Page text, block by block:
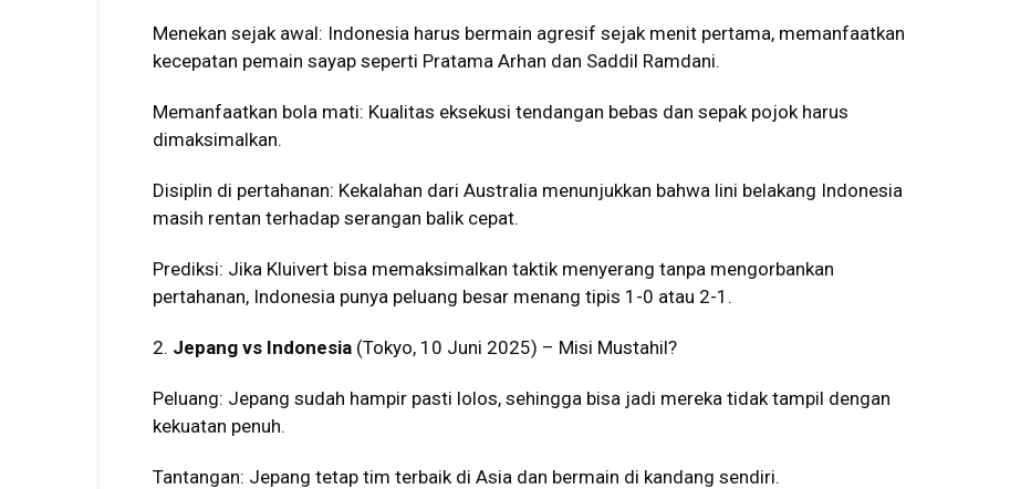
Menekan sejak awal: Indonesia harus bermain agresif sejak menit pertama, memanfaatkan
kecepatan pemain sayap seperti Pratama Arhan dan Saddil Ramdani.
Memanfaatkan bola mati: Kualitas eksekusi tendangan bebas dan sepak pojok harus
dimaksimalkan.
Disiplin di pertahanan: Kekalahan dari Australia menunjukkan bahwa lini belakang Indonesia
masih rentan terhadap serangan balik cepat.
Prediksi: Jika Kluivert bisa memaksimalkan taktik menyerang tanpa mengorbankan
pertahanan, Indonesia punya peluang besar menang tipis 1-0 atau 2-1.
2. Jepang vs Indonesia (Tokyo, 10 Juni 2025) – Misi Mustahil?
Peluang: Jepang sudah hampir pasti lolos, sehingga bisa jadi mereka tidak tampil dengan
kekuatan penuh.
Tantangan: Jepang tetap tim terbaik di Asia dan bermain di kandang sendiri.